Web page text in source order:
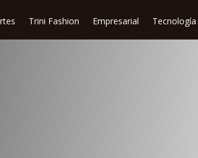
Trini Fashion Empresarial Tecnología